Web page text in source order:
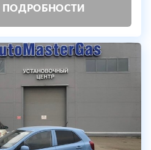
ПОДРОБНОСТИ